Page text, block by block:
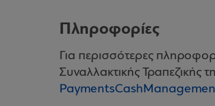
Πληροφορίες
Για περισσότερες
Συναλλακτικής Τραπεζικής